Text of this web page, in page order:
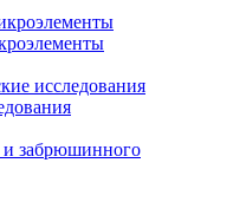
исследования
забрюшинного